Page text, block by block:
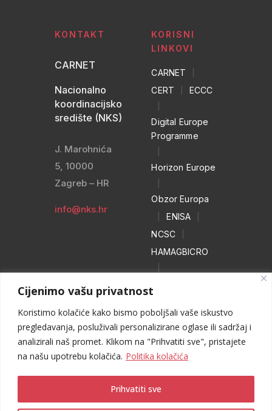
Cijenimo vašu privatnost
Koristimo kolačiće kako bismo poboljšali vaše iskustvo
pregledavanja, posluživali personalizirane oglase ili sadržaj i
analizirali naš promet. Klikom na "Prihvatiti sve", pristajete
na našu upotrebu kolačića. Politika kolačića
Prihvatiti sve
KONTAKT
CARNET
Nacionalno
koordinacijsko
središte (NKS)
J. Marohnića
5, 10000
Zagreb – HR
info@nks.hr
KORISNI
LINKOVI
CARNET
CERT ECCC
Digital Europe
Programme
Horizon Europe
Obzor Europa
ENISA
NCSC
HAMAGBICRO
NO MORE
RANSOM
| WEB HEROJ